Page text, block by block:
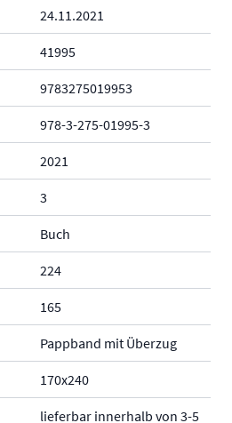
24.11.2021
41995
9783275019953
978-3-275-01995-3
2021
3
Buch
224
165
Pappband mit Überzug
170x240
lieferbar innerhalb von 3-5